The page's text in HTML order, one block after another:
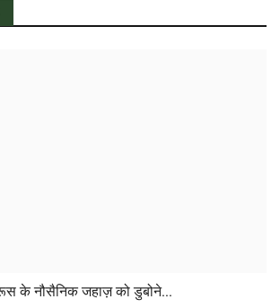
के नौसैनिक जहाज़ को डुबोने...